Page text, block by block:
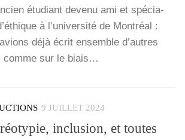
étu­diant deve­nu ami et spé­cia­
à l’université de Mont­réal :
déjà écrit ensemble d’autres
comme sur le biais…
9 JUILLET 2024
inclusion, et toutes